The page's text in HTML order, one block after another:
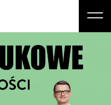
Studia podyplomowe i kursy